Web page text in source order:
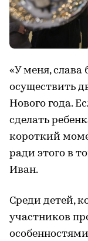
«У меня, слава
осуществить
Нового года.
сделать
короткий
ради этого в
Иван.
Среди детей,
участников